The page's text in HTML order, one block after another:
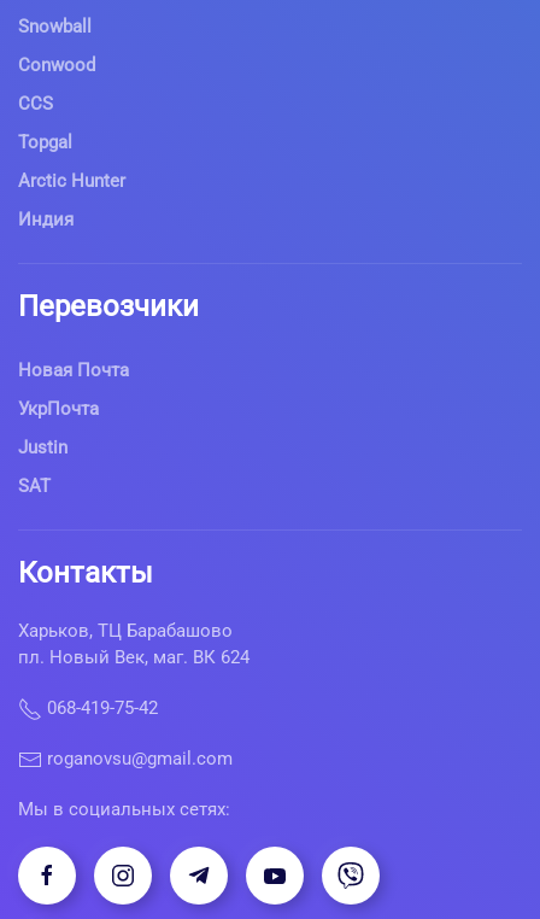
Snowball
Conwood
CCS
Topgal
Arctic Hunter
Индия
Перевозчики
Новая Почта
УкрПочта
Justin
SAT
Контакты
Харьков, ТЦ Барабашово
пл. Новый Век, маг. ВК 624
068-419-75-42
roganovsu@gmail.com
Мы в социальных сетях: